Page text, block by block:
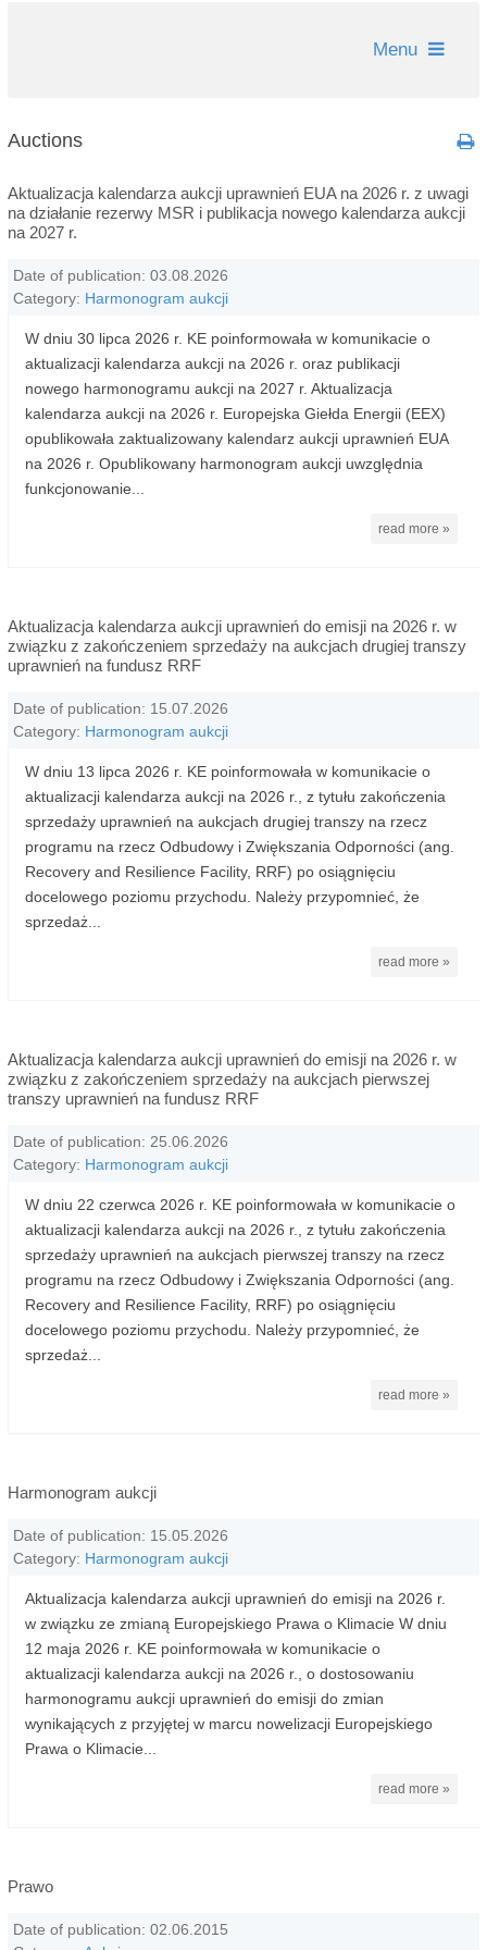
Menu
Auctions
Aktualizacja kalendarza aukcji uprawnień EUA na 2026 r. z uwagi
na działanie rezerwy MSR i publikacja nowego kalendarza aukcji
na 2027 r.
Date of publication: 03.08.2026
Category: Harmonogram aukcji
W dniu 30 lipca 2026 r. KE poinformowała w komunikacie o
aktualizacji kalendarza aukcji na 2026 r. oraz publikacji
nowego harmonogramu aukcji na 2027 r. Aktualizacja
kalendarza aukcji na 2026 r. Europejska Giełda Energii (EEX)
opublikowała zaktualizowany kalendarz aukcji uprawnień EUA
na 2026 r. Opublikowany harmonogram aukcji uwzględnia
funkcjonowanie...
read more »
Aktualizacja kalendarza aukcji uprawnień do emisji na 2026 r. w
związku z zakończeniem sprzedaży na aukcjach drugiej transzy
uprawnień na fundusz RRF
Date of publication: 15.07.2026
Category: Harmonogram aukcji
W dniu 13 lipca 2026 r. KE poinformowała w komunikacie o
aktualizacji kalendarza aukcji na 2026 r., z tytułu zakończenia
sprzedaży uprawnień na aukcjach drugiej transzy na rzecz
programu na rzecz Odbudowy i Zwiększania Odporności (ang.
Recovery and Resilience Facility, RRF) po osiągnięciu
docelowego poziomu przychodu. Należy przypomnieć, że
sprzedaż...
read more »
Aktualizacja kalendarza aukcji uprawnień do emisji na 2026 r. w
związku z zakończeniem sprzedaży na aukcjach pierwszej
transzy uprawnień na fundusz RRF
Date of publication: 25.06.2026
Category: Harmonogram aukcji
W dniu 22 czerwca 2026 r. KE poinformowała w komunikacie o
aktualizacji kalendarza aukcji na 2026 r., z tytułu zakończenia
sprzedaży uprawnień na aukcjach pierwszej transzy na rzecz
programu na rzecz Odbudowy i Zwiększania Odporności (ang.
Recovery and Resilience Facility, RRF) po osiągnięciu
docelowego poziomu przychodu. Należy przypomnieć, że
sprzedaż...
read more »
Harmonogram aukcji
Date of publication: 15.05.2026
Category: Harmonogram aukcji
Aktualizacja kalendarza aukcji uprawnień do emisji na 2026 r.
w związku ze zmianą Europejskiego Prawa o Klimacie W dniu
12 maja 2026 r. KE poinformowała w komunikacie o
aktualizacji kalendarza aukcji na 2026 r., o dostosowaniu
harmonogramu aukcji uprawnień do emisji do zmian
wynikających z przyjętej w marcu nowelizacji Europejskiego
Prawa o Klimacie...
read more »
Prawo
Date of publication: 02.06.2015